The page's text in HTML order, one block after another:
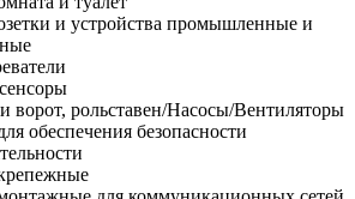
и устройства промышленные и
ворот, рольставен/Насосы/Вентиляторы
обеспечения безопасности